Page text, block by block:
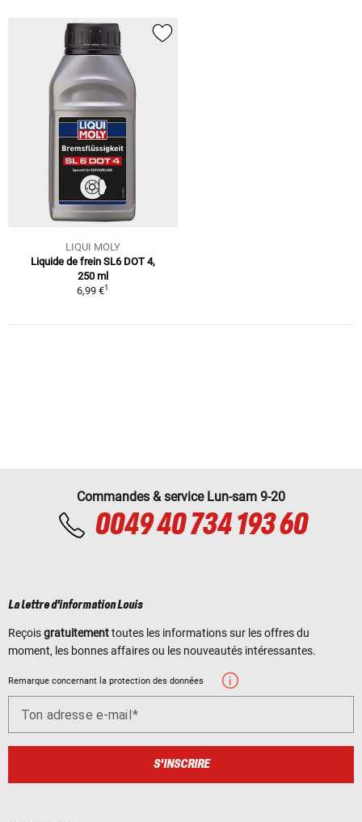
LIQUI MOLY
Liquide de frein SL6 DOT 4,
250 ml
6,99 €1
Commandes & service Lun-sam 9-20
0049 40 734 193 60
La lettre d'information Louis
Reçoisgratuitementtoutes les informations sur les offres du
moment, les bonnes affaires ou les nouveautés intéressantes.
Remarque concernant la protection des données
Ton adresse e-mail
S'INSCRIRE